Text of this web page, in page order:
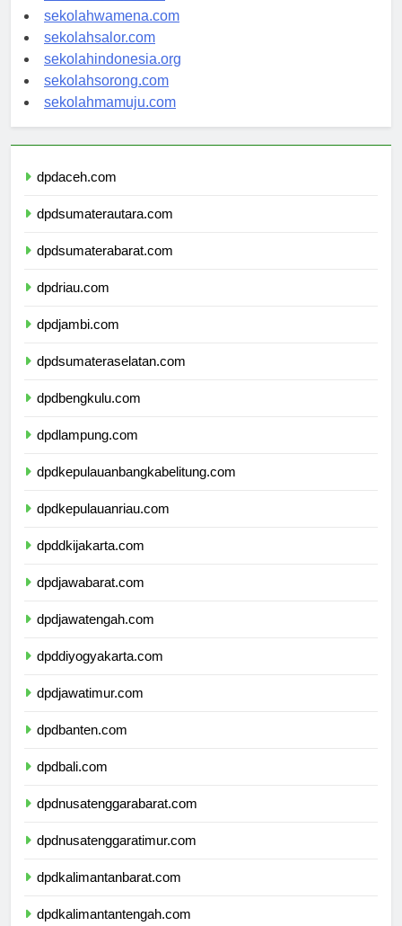
sekolahnabire.com
sekolahwamena.com
sekolahsalor.com
sekolahindonesia.org
sekolahsorong.com